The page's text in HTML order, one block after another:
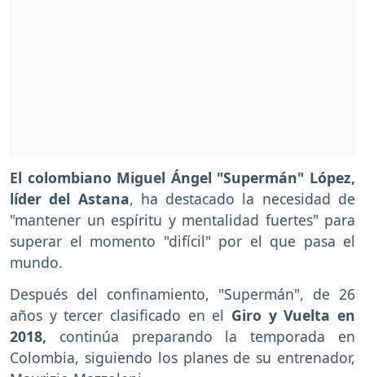
El colombiano Miguel Ángel "Supermán" López,
líder del Astana, ha destacado la necesidad de
"mantener un espíritu y mentalidad fuertes" para
superar el momento "difícil" por el que pasa el
mundo.
Después del confinamiento, "Supermán", de 26
años y tercer clasificado en el Giro y Vuelta en
2018, continúa preparando la temporada en
Colombia, siguiendo los planes de su entrenador,